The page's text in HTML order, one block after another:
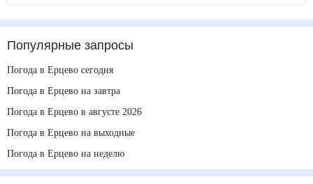
Популярные запросы
Погода в Ерцево сегодня
Погода в Ерцево на завтра
Погода в Ерцево в августе 2026
Погода в Ерцево на выходные
Погода в Ерцево на неделю